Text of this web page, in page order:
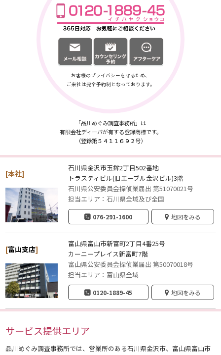
お客様のプライバシーを守るため、
ご来社は完全予約制となっております。
「品川めぐみ調査事務所」は
有限会社ディーバが有する登録商標です。
（登録第５４１１６９２号）
[本社]
石川県金沢市玉鉾2丁目502番地
トラスティビル(旧エーブル金沢ビル)3階
石川県公安委員会探偵業届出 第51070021号
担当エリア：石川県全域及び全国
076-291-1600 地図をみる
[富山支店]
富山県富山市新富町2丁目4番25号
カーニープレイス新富町7階
富山県公安委員会探偵業届出 第50070018号
担当エリア：富山県全域
0120-1889-45 地図をみる
サービス提供エリア
品川めぐみ調査事務所では、営業所のある石川県金沢市、富山県富山市